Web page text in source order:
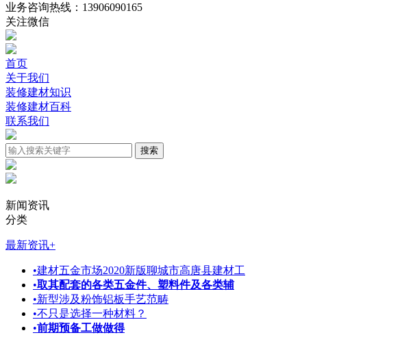
业务咨询热线： 13906090165
关注微信
首页
关于我们
装修建材知识
装修建材百科
联系我们
新闻资讯
分类
最新资讯+
•建材五金市场2020新版聊城市高唐县建材工
•取其配套的各类五金件、塑料件及各类辅
•新型涉及粉饰铝板手艺范畴
•不只是选择一种材料？
•前期预备工做做得